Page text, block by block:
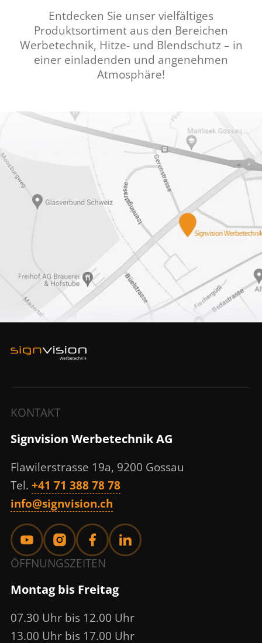
Entdecken Sie unser vielfältiges
Produktsortiment aus den Bereichen
Werbetechnik, Hitze- und Blendschutz – in
einer einladenden und angenehmen
Atmosphäre!
KONTAKT
Signvision Werbetechnik AG
Flawilerstrasse 19a, 9200 Gossau
Tel. +41 71 388 78 78
info@signvision.ch
ÖFFNUNGSZEITEN
Montag bis Freitag
07.30 Uhr bis 12.00 Uhr
13.00 Uhr bis 17.00 Uhr